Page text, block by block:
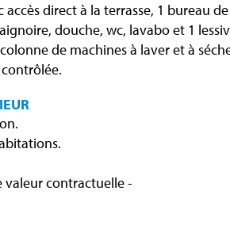
direct à la terrasse, 1 bureau
douche, wc, lavabo et 1
de machines à laver et à
valeur contractuelle -